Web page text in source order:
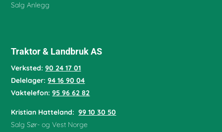
Salg Anlegg
Traktor & Landbruk AS
Verksted:90 24 17 01
Delelager:94 16 90 04
Vaktelefon:95 96 62 82
Kristian Hatteland: 99 10 30 50
Salg Sør- og Vest Norge